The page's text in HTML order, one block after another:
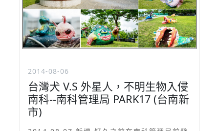
2014-08-06
台灣犬 V.S 外星人，不明生物入侵
南科--南科管理局 PARK17 (台南新
市)